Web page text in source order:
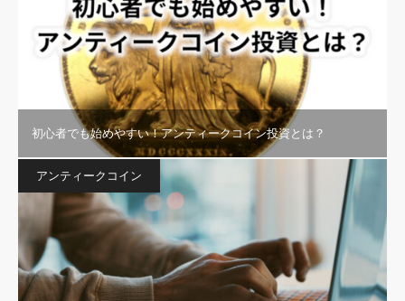
初心者でも始めやすい！アンティークコイン投資とは？
アンティークコイン